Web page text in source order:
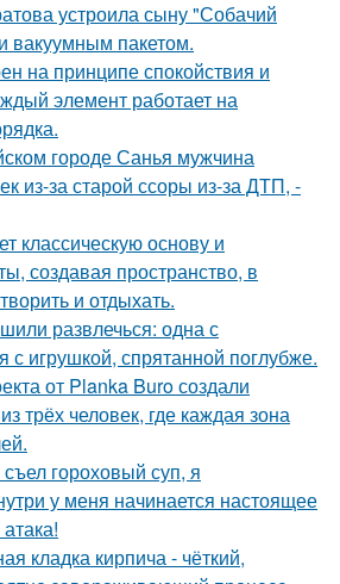
устроила сыну "Собачий
вакуумным пакетом.
на принципе спокойствия и
элемент работает на
городе Санья мужчина
из-за старой ссоры из-за ДТП, -
классическую основу и
создавая пространство, в
и отдыхать.
развлечься: одна с
с игрушкой, спрятанной поглубже.
от Planka Buro создали
трёх человек, где каждая зона
гороховый суп, я
у меня начинается настоящее
кладка кирпича - чёткий,